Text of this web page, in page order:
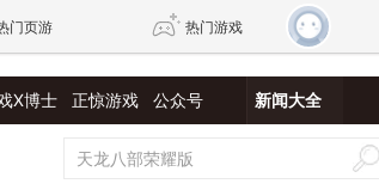
门页游 热门游戏
X博士 正惊游戏 公众号 新闻大全